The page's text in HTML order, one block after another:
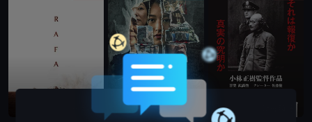
已完结 完结